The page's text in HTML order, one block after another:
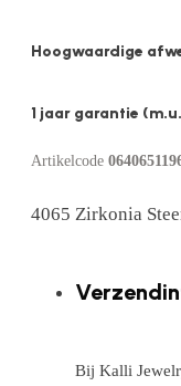
Hoogwaardige
1 jaar garantie
Artikelcode
4065 Zirkonia
Bij Kalli